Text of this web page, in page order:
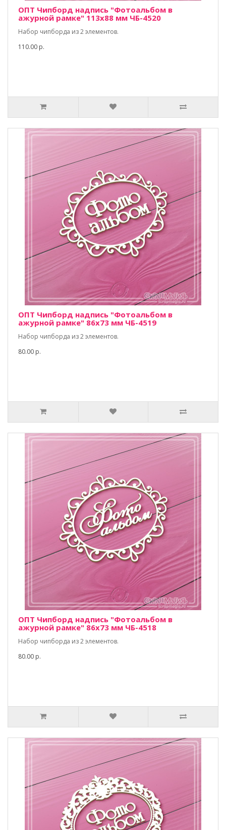
ОПТ Чипборд надпись "Фотоальбом в
ажурной рамке" 113х88 мм ЧБ-4520
Набор чипборда из 2 элементов.
110.00 р.
ОПТ Чипборд надпись "Фотоальбом в
ажурной рамке" 86х73 мм ЧБ-4519
Набор чипборда из 2 элементов.
80.00 р.
ОПТ Чипборд надпись "Фотоальбом в
ажурной рамке" 86х73 мм ЧБ-4518
Набор чипборда из 2 элементов.
80.00 р.